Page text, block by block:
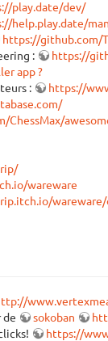
play.date/dev/
help.play.date/
https://github.com/
:
https://
app ?
:
https://
ChessMax/
wareware
de
sokoban
https://